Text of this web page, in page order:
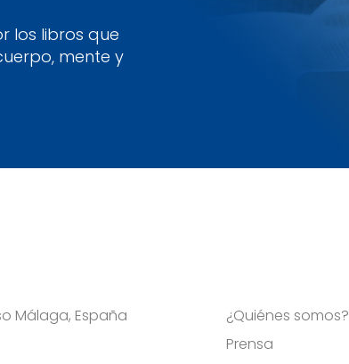
los libros que
mente y
Málaga, España
¿Quiénes somos?
Prensa